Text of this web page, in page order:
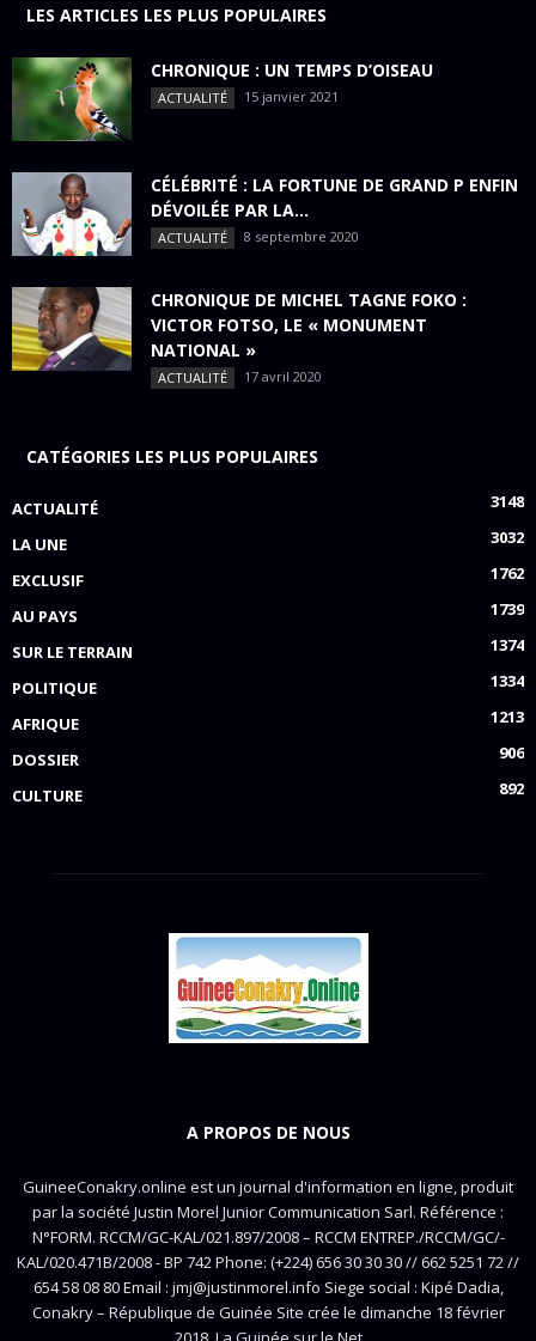
LES ARTICLES LES PLUS POPULAIRES
CHRONIQUE : UN TEMPS D’OISEAU
ACTUALITÉ 15 janvier 2021
CÉLÉBRITÉ : LA FORTUNE DE GRAND P ENFIN
DÉVOILÉE PAR LA...
ACTUALITÉ 8 septembre 2020
CHRONIQUE DE MICHEL TAGNE FOKO :
VICTOR FOTSO, LE « MONUMENT
NATIONAL »
ACTUALITÉ 17 avril 2020
CATÉGORIES LES PLUS POPULAIRES
ACTUALITÉ
3148
LA UNE
3032
EXCLUSIF
1762
AU PAYS
1739
SUR LE TERRAIN
1374
POLITIQUE
1334
AFRIQUE
1213
DOSSIER
906
CULTURE
892
A PROPOS DE NOUS
GuineeConakry.online est un journal d'information en ligne, produit
par la société Justin Morel Junior Communication Sarl. Référence :
N°FORM. RCCM/GC-KAL/021.897/2008 – RCCM ENTREP./RCCM/GC/-
KAL/020.471B/2008 - BP 742 Phone: (+224) 656 30 30 30 // 662 5251 72 //
654 58 08 80 Email : jmj@justinmorel.info Siege social : Kipé Dadia,
Conakry – République de Guinée Site crée le dimanche 18 février